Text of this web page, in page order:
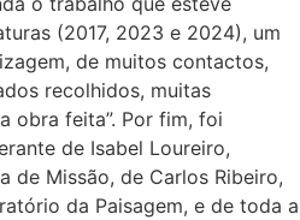
(2017, 2023 e 2024), um
de muitos contactos,
recolhidos, muitas
obra feita”. Por fim, foi
de Isabel Loureiro,
de Missão, de Carlos Ribeiro,
da Paisagem, e de toda a